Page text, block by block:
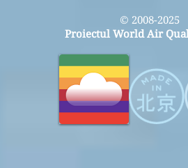
© 2008-2025
Proiectul World Air